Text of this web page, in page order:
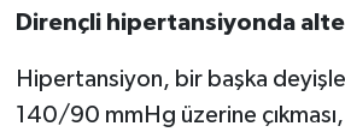
Dirençli hipertansiyonda
Hipertansiyon, bir başka deyişle
140/90 mmHg üzerine çıkması,